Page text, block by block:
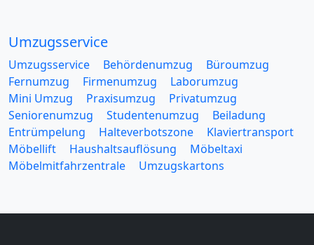
Umzugsservice
Umzugsservice Behördenumzug
Büroumzug
Fernumzug
Firmenumzug
Laborumzug
Mini Umzug
Praxisumzug
Privatumzug
Seniorenumzug
Studentenumzug
Beiladung
Entrümpelung
Halteverbotszone
Klaviertransport
Möbellift
Haushaltsauflösung
Möbeltaxi
Möbelmitfahrzentrale
Umzugskartons